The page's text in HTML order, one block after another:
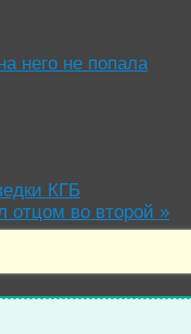
него не попала
КГБ
отцом во второй »